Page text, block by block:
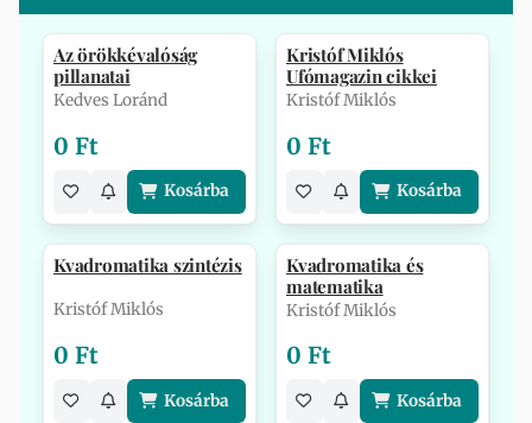
Az örökkévalóság
pillanatai
Kedves Loránd
0 Ft
Kosárba
Kristóf Miklós
Ufómagazin cikkei
Kristóf Miklós
0 Ft
Kosárba
Kvadromatika szintézis
Kristóf Miklós
0 Ft
Kosárba
Kvadromatika és
matematika
Kristóf Miklós
0 Ft
Kosárba